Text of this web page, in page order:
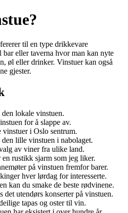
til en type drikkevare
bar eller taverna hvor man kan nyte
øl eller drinker. Vinstuer kan også
gjester.
lokale vinstuen.
for å slappe av.
i Oslo sentrum.
lille vinstuen i nabolaget.
av viner fra ulike land.
rustikk sjarm som jeg liker.
på vinstuen fremfor barer.
hver lørdag for interesserte.
kan du smake de beste rødvinene.
det utendørs konserter på vinstuen.
tapas og oster til vin.